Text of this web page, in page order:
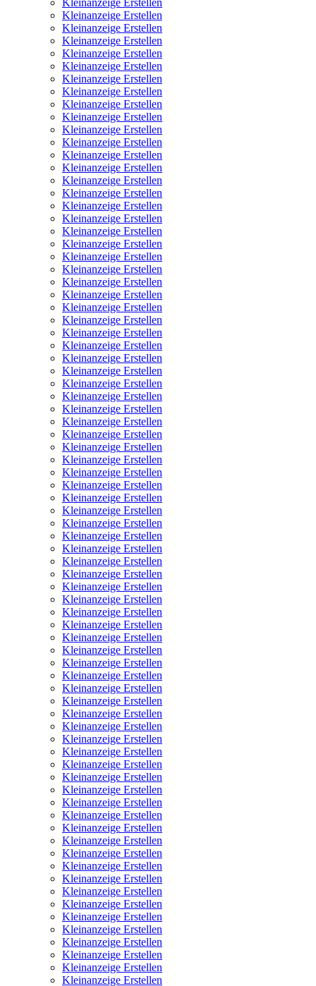
Kleinanzeige Erstellen
Kleinanzeige Erstellen
Kleinanzeige Erstellen
Kleinanzeige Erstellen
Kleinanzeige Erstellen
Kleinanzeige Erstellen
Kleinanzeige Erstellen
Kleinanzeige Erstellen
Kleinanzeige Erstellen
Kleinanzeige Erstellen
Kleinanzeige Erstellen
Kleinanzeige Erstellen
Kleinanzeige Erstellen
Kleinanzeige Erstellen
Kleinanzeige Erstellen
Kleinanzeige Erstellen
Kleinanzeige Erstellen
Kleinanzeige Erstellen
Kleinanzeige Erstellen
Kleinanzeige Erstellen
Kleinanzeige Erstellen
Kleinanzeige Erstellen
Kleinanzeige Erstellen
Kleinanzeige Erstellen
Kleinanzeige Erstellen
Kleinanzeige Erstellen
Kleinanzeige Erstellen
Kleinanzeige Erstellen
Kleinanzeige Erstellen
Kleinanzeige Erstellen
Kleinanzeige Erstellen
Kleinanzeige Erstellen
Kleinanzeige Erstellen
Kleinanzeige Erstellen
Kleinanzeige Erstellen
Kleinanzeige Erstellen
Kleinanzeige Erstellen
Kleinanzeige Erstellen
Kleinanzeige Erstellen
Kleinanzeige Erstellen
Kleinanzeige Erstellen
Kleinanzeige Erstellen
Kleinanzeige Erstellen
Kleinanzeige Erstellen
Kleinanzeige Erstellen
Kleinanzeige Erstellen
Kleinanzeige Erstellen
Kleinanzeige Erstellen
Kleinanzeige Erstellen
Kleinanzeige Erstellen
Kleinanzeige Erstellen
Kleinanzeige Erstellen
Kleinanzeige Erstellen
Kleinanzeige Erstellen
Kleinanzeige Erstellen
Kleinanzeige Erstellen
Kleinanzeige Erstellen
Kleinanzeige Erstellen
Kleinanzeige Erstellen
Kleinanzeige Erstellen
Kleinanzeige Erstellen
Kleinanzeige Erstellen
Kleinanzeige Erstellen
Kleinanzeige Erstellen
Kleinanzeige Erstellen
Kleinanzeige Erstellen
Kleinanzeige Erstellen
Kleinanzeige Erstellen
Kleinanzeige Erstellen
Kleinanzeige Erstellen
Kleinanzeige Erstellen
Kleinanzeige Erstellen
Kleinanzeige Erstellen
Kleinanzeige Erstellen
Kleinanzeige Erstellen
Kleinanzeige Erstellen
Kleinanzeige Erstellen